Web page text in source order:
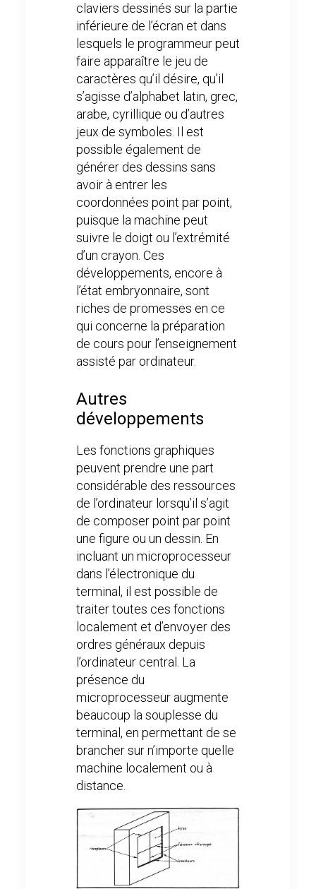
claviers dessinés sur la partie
inférieure de l’écran et dans
lesquels le programmeur peut
faire apparaître le jeu de
caractères qu’il désire, qu’il
s’agisse d’alphabet latin, grec,
arabe, cyrillique ou d’autres
jeux de symboles. Il est
possible également de
générer des dessins sans
avoir à entrer les
coordonnées point par point,
puisque la machine peut
suivre le doigt ou l’extrémité
d’un crayon. Ces
développements, encore à
l’état embryonnaire, sont
riches de promesses en ce
qui concerne la préparation
de cours pour l’enseignement
assisté par ordinateur.
Autres
développements
Les fonctions graphiques
peuvent prendre une part
considérable des ressources
de l’ordinateur lorsqu’il s’agit
de composer point par point
une figure ou un dessin. En
incluant un microprocesseur
dans l’électronique du
terminal, il est possible de
traiter toutes ces fonctions
localement et d’envoyer des
ordres généraux depuis
l’ordinateur central. La
présence du
microprocesseur augmente
beaucoup la souplesse du
terminal, en permettant de se
brancher sur n’importe quelle
machine localement ou à
distance.